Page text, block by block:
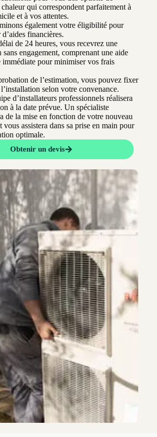
chaleur qui correspondent parfaitement à
et à vos attentes.
également votre éligibilité pour
financières.
de 24 heures, vous recevrez une
sans engagement, comprenant une aide
immédiate pour minimiser vos frais
de l’estimation, vous pouvez fixer
selon votre convenance.
d’installateurs professionnels réalisera
à la date prévue. Un spécialiste
de la mise en fonction de votre nouveau
vous assistera dans sa prise en main pour
optimale.
Obtenir un devis